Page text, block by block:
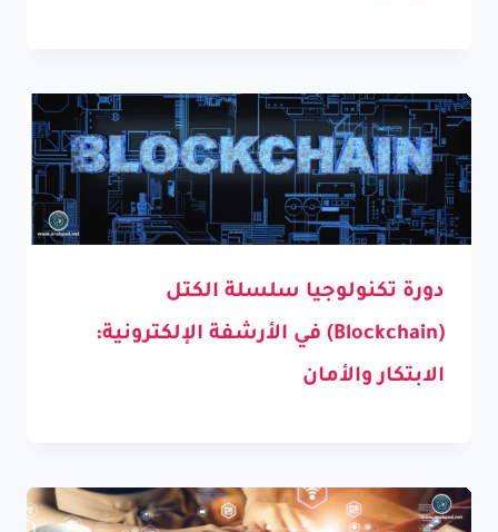
دورة تكنولوجيا سلسلة الكتل
(Blockchain) في الأرشفة الإلكترونية:
الابتكار والأمان